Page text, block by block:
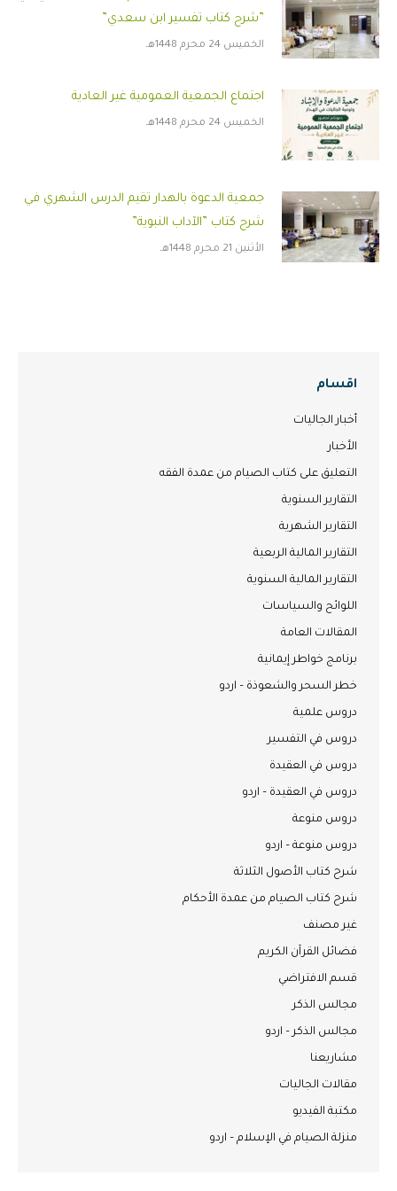
”شرح كتاب تفسير ابن سعدي”
الخميس 24 محرم 1448هـ
اجتماع الجمعية العمومية غير العادية
الخميس 24 محرم 1448هـ
جمعية الدعوة بالهدار تقيم الدرس الشهري في
شرح كتاب ”الآداب النبوية”
الأثنين 21 محرم 1448هـ
اقسام
أخبار الجاليات
الأخبار
التعليق على كتاب الصيام من عمدة الفقه
التقارير السنوية
التقارير الشهرية
التقارير المالية الربعية
التقارير المالية السنوية
اللوائح والسياسات
المقالات العامة
برنامج خواطر إيمانية
خطر السحر والشعوذة – اردو
دروس علمية
دروس في التفسير
دروس في العقيدة
دروس في العقيدة – اردو
دروس منوعة
دروس منوعة – اردو
شرح كتاب الأصول الثلاثة
شرح كتاب الصيام من عمدة الأحكام
غير مصنف
فضائل القرآن الكريم
قسم الافتراضي
مجالس الذكر
مجالس الذكر – اردو
مشاريعنا
مقالات الجاليات
مكتبة الفيديو
منزلة الصيام في الإسلام – اردو